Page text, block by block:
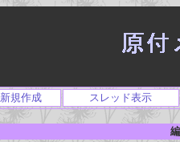
新規作成 スレッド表示